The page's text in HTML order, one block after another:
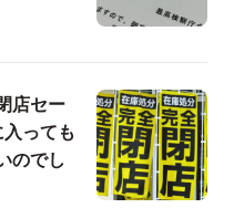
店セー
っても
のでし